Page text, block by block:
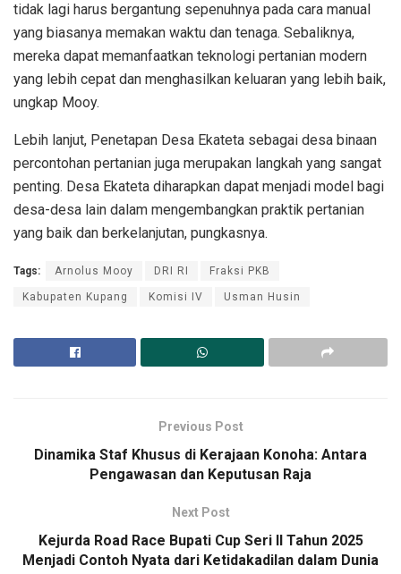
tidak lagi harus bergantung sepenuhnya pada cara manual
yang biasanya memakan waktu dan tenaga. Sebaliknya,
mereka dapat memanfaatkan teknologi pertanian modern
yang lebih cepat dan menghasilkan keluaran yang lebih baik,
ungkap Mooy.
Lebih lanjut, Penetapan Desa Ekateta sebagai desa binaan
percontohan pertanian juga merupakan langkah yang sangat
penting. Desa Ekateta diharapkan dapat menjadi model bagi
desa-desa lain dalam mengembangkan praktik pertanian
yang baik dan berkelanjutan, pungkasnya.
Tags: Arnolus Mooy DRI RI Fraksi PKB
Kabupaten Kupang Komisi IV Usman Husin
Previous Post
Dinamika Staf Khusus di Kerajaan Konoha: Antara
Pengawasan dan Keputusan Raja
Next Post
Kejurda Road Race Bupati Cup Seri II Tahun 2025
Menjadi Contoh Nyata dari Ketidakadilan dalam Dunia